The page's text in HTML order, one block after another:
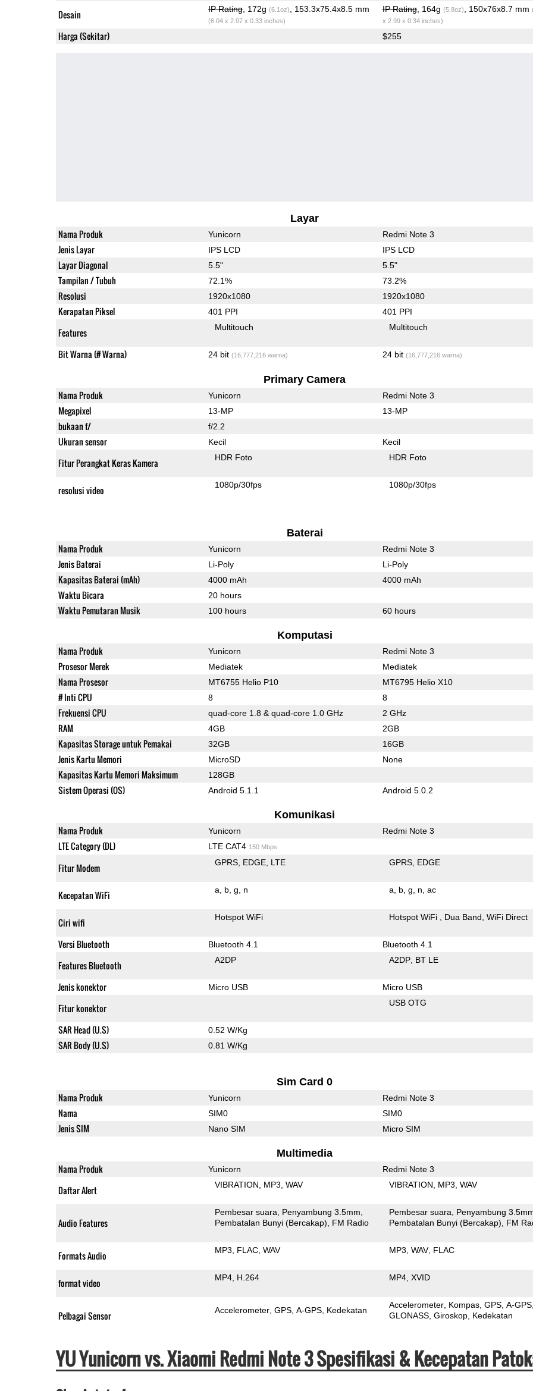
Desain IP Rating, 172g (6.1oz) , 153.3x75.4x8.5 mm
(6.04 x 2.97 x 0.33 inches)
IP Rating, 164g (5.8oz) , 150x76x8.7 mm
x 2.99 x 0.34 inches)
Harga (Sekitar) $255
Layar
Nama Produk Yunicorn Redmi Note 3
Jenis Layar IPS LCD IPS LCD
Layar Diagonal 5.5" 5.5"
Tampilan / Tubuh 72.1% 73.2%
Resolusi 1920x1080 1920x1080
Kerapatan Piksel 401 PPI 401 PPI
Features Multitouch Multitouch
Bit Warna (# Warna) 24 bit (16,777,216 warna) 24 bit (16,777,216 warna)
Primary Camera
Nama Produk Yunicorn Redmi Note 3
Megapixel 13-MP 13-MP
bukaan f/ f/2.2
Ukuran sensor Kecil Kecil
Fitur Perangkat Keras Kamera HDR Foto HDR Foto
resolusi video 1080p/30fps 1080p/30fps
Baterai
Nama Produk Yunicorn Redmi Note 3
Jenis Baterai Li-Poly Li-Poly
Kapasitas Baterai (mAh) 4000 mAh 4000 mAh
Waktu Bicara 20 hours
Waktu Pemutaran Musik 100 hours 60 hours
Komputasi
Nama Produk Yunicorn Redmi Note 3
Prosesor Merek Mediatek Mediatek
Nama Prosesor MT6755 Helio P10 MT6795 Helio X10
# Inti CPU 8 8
Frekuensi CPU quad-core 1.8 & quad-core 1.0 GHz 2 GHz
RAM 4GB 2GB
Kapasitas Storage untuk Pemakai 32GB 16GB
Jenis Kartu Memori MicroSD None
Kapasitas Kartu Memori Maksimum 128GB
Sistem Operasi (OS) Android 5.1.1 Android 5.0.2
Komunikasi
Nama Produk Yunicorn Redmi Note 3
LTE Category (DL) LTE CAT4 150 Mbps
Fitur Modem GPRS EDGE LTE GPRS EDGE
Kecepatan WiFi a b g n a b g n ac
Ciri wifi Hotspot WiFi Hotspot WiFi Dua Band WiFi Direct
Versi Bluetooth Bluetooth 4.1 Bluetooth 4.1
Features Bluetooth A2DP A2DP BT LE
Jenis konektor Micro USB Micro USB
Fitur konektor USB OTG
SAR Head (U.S) 0.52 W/Kg
SAR Body (U.S) 0.81 W/Kg
Sim Card 0
Nama Produk Yunicorn Redmi Note 3
Nama SIM0 SIM0
Jenis SIM Nano SIM Micro SIM
Multimedia
Nama Produk Yunicorn Redmi Note 3
Daftar Alert VIBRATION MP3 WAV VIBRATION MP3 WAV
Audio Features
Pembesar suara
Penyambung 3.5mm
Pembatalan Bunyi (Bercakap)
FM Radio
Pembesar suara
Penyambung
Pembatalan Bunyi (Bercakap)
FM
Formats Audio MP3 FLAC WAV MP3 WAV FLAC
format video MP4 H.264 MP4 XVID
Pelbagai Sensor Accelerometer GPS A-GPS Kedekatan
Accelerometer Kompas GPS A-GPS
GLONASS Giroskop Kedekatan
YU Yunicorn vs. Xiaomi Redmi Note 3 Spesifikasi & Kecepatan